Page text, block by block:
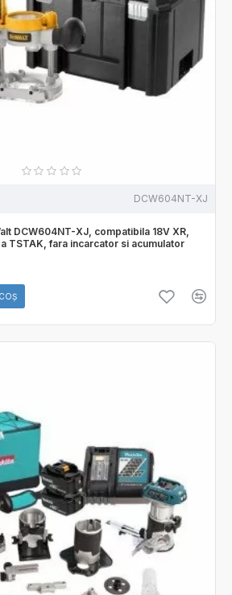
DCW604NT-XJ
DCW604NT-XJ, compatibila 18V XR,
TSTAK, fara incarcator si acumulator